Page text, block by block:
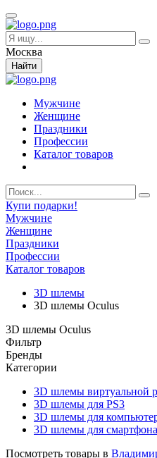
Москва
Найти
Мужчине
Женщине
Праздники
Профессии
Каталог товаров
Купи подарки!
Мужчине
Женщине
Праздники
Профессии
Каталог товаров
3D шлемы
3D шлемы Oculus
3D шлемы Oculus
Фильтр
Бренды
Категории
3D шлемы виртуальной
3D шлемы для PS3
3D шлемы для
3D шлемы для смартфона
Посмотреть товары в